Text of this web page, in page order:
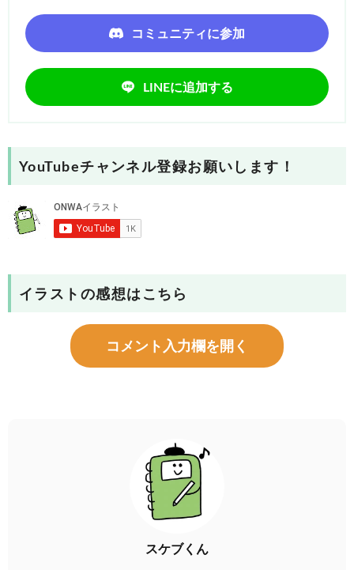
コミュニティに参加
LINEに追加する
YouTubeチャンネル登録お願いします！
イラストの感想はこちら
コメント入力欄を開く
スケブくん